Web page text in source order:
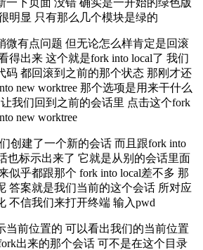
一下页面 没错 确实是一开始的绿色版
明显 只有那么几个模块是绿的
微有点问题 但无论怎么样肯定是回滚
得出来 这个就是fork into local了 我们
码 都回滚到之前的那个状态 那刚才还
new worktree 那个选项是用来干什么
我们回到之前的会话里 点击这个fork
new worktree
创建了一个新的会话 而且跟fork into
也标示出来了 它就是从别的会话里面
似乎都跟那个 fork into local差不多 那
答案就是我们当前的这个会话 所对应
不信我们来打开终端 输入pwd
当前位置的 可以看出我们的当前位置
出来的那个会话 可不是在这个目录